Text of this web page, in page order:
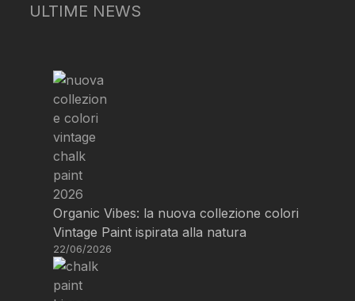
ULTIME NEWS
Organic Vibes: la nuova collezione colori
Vintage Paint ispirata alla natura
22/06/2026